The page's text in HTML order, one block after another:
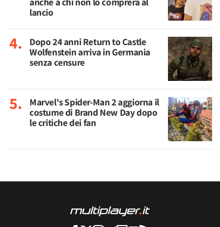
lancio
Dopo 24 anni Return to Castle
Wolfenstein arriva in Germania
senza censure
Marvel's Spider-Man 2 aggiorna il
costume di Brand New Day dopo
le critiche dei fan